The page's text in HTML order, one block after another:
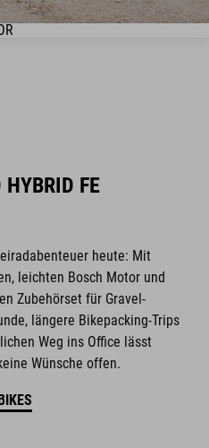
HYBRID FE
heute: Mit
leichten Bosch Motor und
Zubehörset für Gravel-
längere Bikepacking-Trips
Weg ins Office lässt
Wünsche offen.